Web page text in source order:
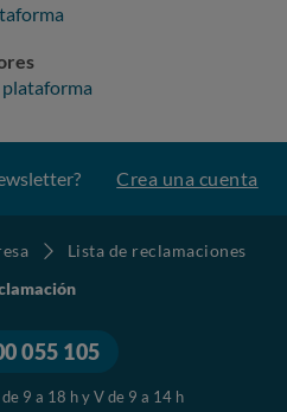
plataforma
Crea una cuenta
Lista de reclamaciones
055 105
de 9 a 18 h y V de 9 a 14 h